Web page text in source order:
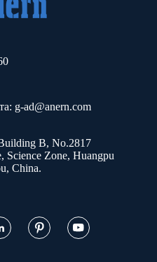
g-ad@anern.com
B, No.2817
Science Zone, Huangpu
China.
 